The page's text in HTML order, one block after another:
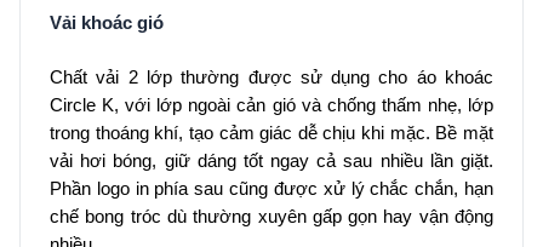
Vải khoác gió
Chất vải 2 lớp thường được sử dụng cho áo khoác
Circle K, với lớp ngoài cản gió và chống thấm nhẹ, lớp
trong thoáng khí, tạo cảm giác dễ chịu khi mặc. Bề mặt
vải hơi bóng, giữ dáng tốt ngay cả sau nhiều lần giặt.
Phần logo in phía sau cũng được xử lý chắc chắn, hạn
chế bong tróc dù thường xuyên gấp gọn hay vận động